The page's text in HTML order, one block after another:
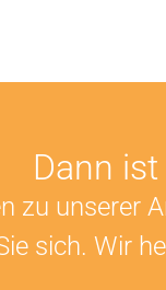
Dann
zu unserer
sich. Wir